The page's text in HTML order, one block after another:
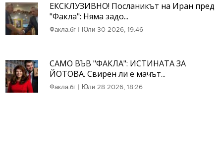
ЕКСКЛУЗИВНО! Посланикът на Иран пред
"Факла": Няма задо...
Факла.бг | Юли 30 2026, 19:46
САМО ВЪВ "ФАКЛА": ИСТИНАТА ЗА
ЙОТОВА. Свирен ли е мачът...
Факла.бг | Юли 28 2026, 18:26